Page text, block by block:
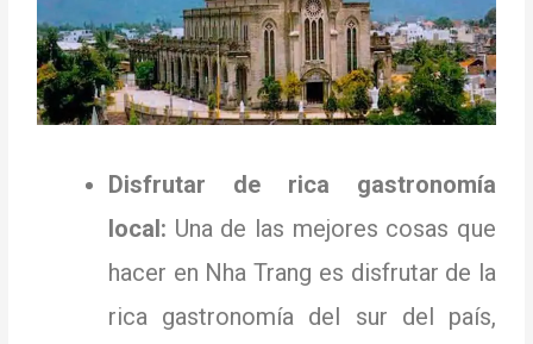
Disfrutar de rica gastronomía
local: Una de las mejores cosas que
hacer en Nha Trang es disfrutar de la
rica gastronomía del sur del país,